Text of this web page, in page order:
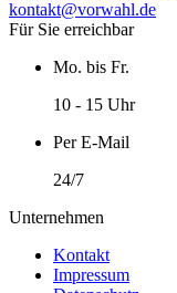
kontakt@vorwahl.de
Für Sie erreichbar
Mo. bis Fr.
10 - 15 Uhr
Per E-Mail
24/7
Unternehmen
Kontakt
Impressum